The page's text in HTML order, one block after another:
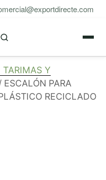
TARIMAS Y
ESCALÓN PARA
RECICLADO